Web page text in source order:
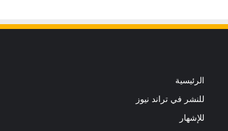
ا
ا
ز
ل
الرئيسية
للنشر في تراند نيوز
للإشهار